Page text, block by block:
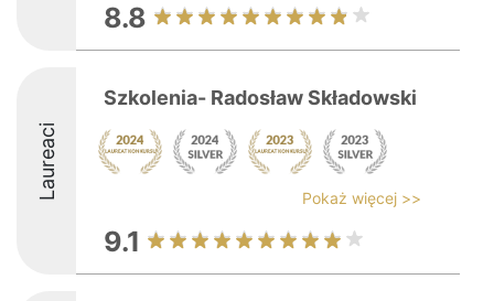
8.8
Laureaci
Szkolenia- Radosław Składowski
Pokaż więcej >>
9.1